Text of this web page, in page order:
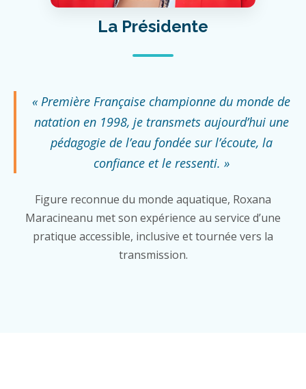
La Présidente
« Première Française championne du monde de
natation en 1998, je transmets aujourd’hui une
pédagogie de l’eau fondée sur l’écoute, la
confiance et le ressenti. »
Figure reconnue du monde aquatique, Roxana
Maracineanu met son expérience au service d’une
pratique accessible, inclusive et tournée vers la
transmission.